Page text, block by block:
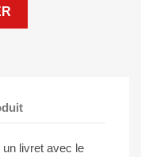
livret avec le